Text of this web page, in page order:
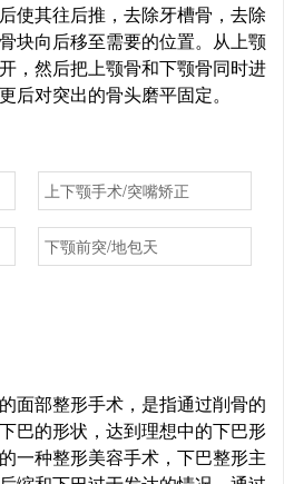
使其往后推，去除牙槽骨，去除
块向后移至需要的位置。从上颚
，然后把上颚骨和下颚骨同时进
后对突出的骨头磨平固定。
上下颚手术/突嘴矫正
下颚前突/地包天
面部整形手术，是指通过削骨的
巴的形状，达到理想中的下巴形
一种整形美容手术，下巴整形主